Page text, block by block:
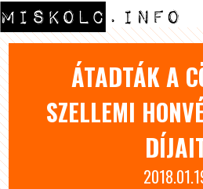
ÁTADTÁK A
SZELLEMI